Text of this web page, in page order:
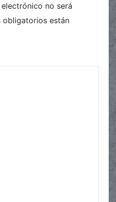
no será
obligatorios están